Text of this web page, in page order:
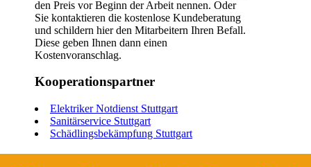
den Preis vor Beginn der Arbeit nennen. Oder
Sie kontaktieren die kostenlose Kundeberatung
und schildern hier den Mitarbeitern Ihren Befall.
Diese geben Ihnen dann einen
Kostenvoranschlag.
Kooperationspartner
Elektriker Notdienst Stuttgart
Sanitärservice Stuttgart
Schädlingsbekämpfung Stuttgart